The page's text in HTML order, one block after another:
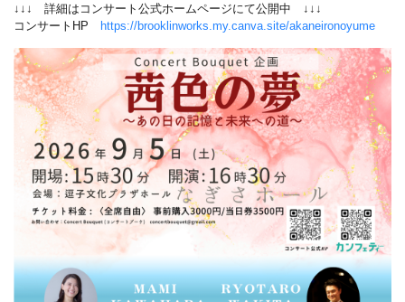
↓↓↓ 詳細はコンサート公式ホームページにて公開中 ↓↓↓
コンサートHP https://brooklinworks.my.canva.site/akaneironoyume